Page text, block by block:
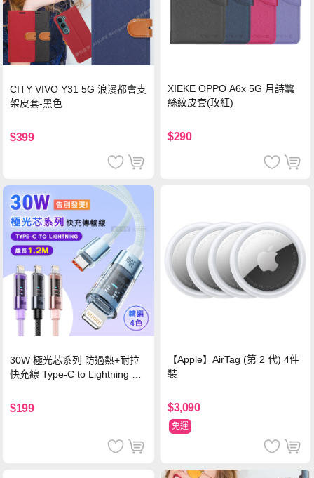
CITY VIVO Y31 5G 浪漫都會支
架皮套-黑色
$399
XIEKE OPPO A6x 5G 月詩蠶
絲紋皮套(玫紅)
$290
30W 極光芯系列 防過熱+耐拉
快充線 Type-C to Lightning 傳
$199
【Apple】AirTag (第 2 代) 4件
裝
$3,090
免運